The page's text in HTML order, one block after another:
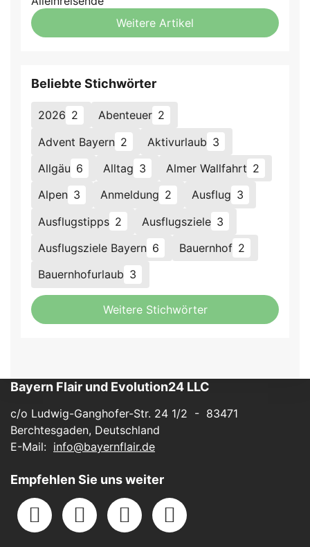
Weitere Artikel
Beliebte Stichwörter
2026 2 Abenteuer 2
Advent Bayern 2 Aktivurlaub 3
Allgäu 6 Alltag 3 Almer Wallfahrt 2
Alpen 3 Anmeldung 2 Ausflug 3
Ausflugstipps 2 Ausflugsziele 3
Ausflugsziele Bayern 6 Bauernhof 2
Bauernhofurlaub 3
Weitere Stichwörter
Bayern Flair und Evolution24 LLC
c/o Ludwig-Ganghofer-Str. 24 1/2 - 83471
Berchtesgaden, Deutschland
E-Mail: info@bayernflair.de
Empfehlen Sie uns weiter